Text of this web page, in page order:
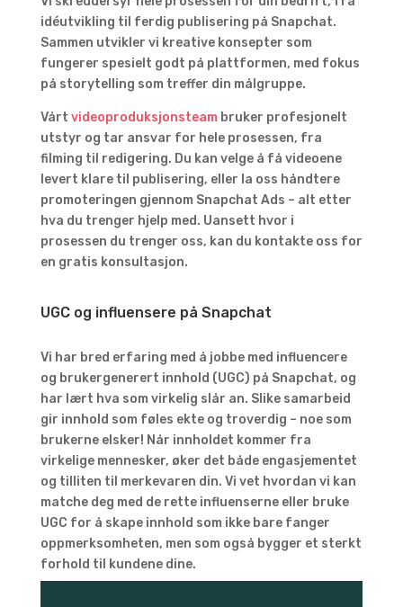
idéutvikling til ferdig publisering på Snapchat.
Sammen utvikler vi kreative konsepter som
fungerer spesielt godt på plattformen, med fokus
på storytelling som treffer din målgruppe.
Vårt videoproduksjonsteam bruker profesjonelt
utstyr og tar ansvar for hele prosessen, fra
filming til redigering. Du kan velge å få videoene
levert klare til publisering, eller la oss håndtere
promoteringen gjennom Snapchat Ads – alt etter
hva du trenger hjelp med. Uansett hvor i
prosessen du trenger oss, kan du kontakte oss for
en gratis konsultasjon.
UGC og influensere på Snapchat
Vi har bred erfaring med å jobbe med influencere
og brukergenerert innhold (UGC) på Snapchat, og
har lært hva som virkelig slår an. Slike samarbeid
gir innhold som føles ekte og troverdig – noe som
brukerne elsker! Når innholdet kommer fra
virkelige mennesker, øker det både engasjementet
og tilliten til merkevaren din. Vi vet hvordan vi kan
matche deg med de rette influenserne eller bruke
UGC for å skape innhold som ikke bare fanger
oppmerksomheten, men som også bygger et sterkt
forhold til kundene dine.